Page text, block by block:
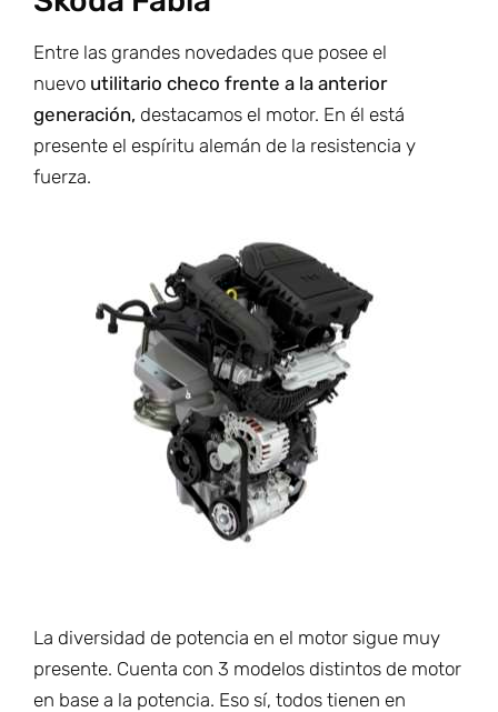
Entre las grandes novedades que posee el
nuevo utilitario checo frente a la anterior
generación, destacamos el motor. En él está
presente el espíritu alemán de la resistencia y
fuerza.
La diversidad de potencia en el motor sigue muy
presente. Cuenta con 3 modelos distintos de motor
en base a la potencia. Eso sí, todos tienen en